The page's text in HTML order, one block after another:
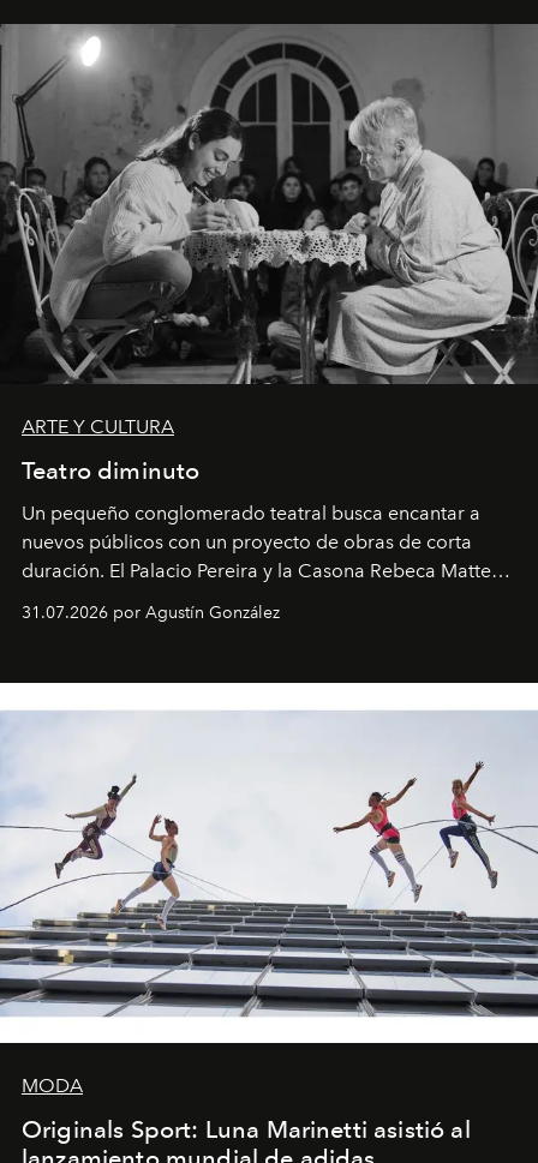
ARTE Y CULTURA
Teatro diminuto
Un pequeño conglomerado teatral busca encantar a
nuevos públicos con un proyecto de obras de corta
duración. El Palacio Pereira y la Casona Rebeca Matte
son algunos de los lugares que han albergado estas
miniobras. Sus puestas en escena son limpias; ponen el
31.07.2026 por Agustín González
MODA
Originals Sport: Luna Marinetti asistió al